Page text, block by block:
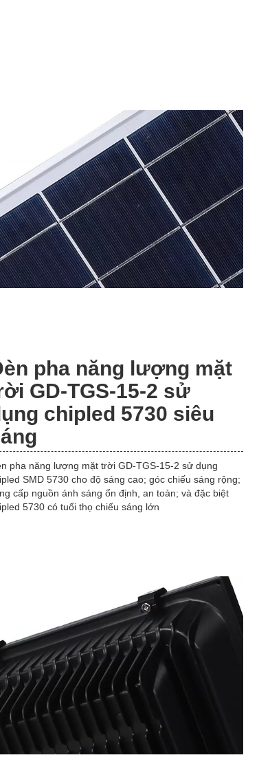
pha năng lượng mặt
GD-TGS-15-2 sử
chipled 5730 siêu
pha năng lượng mặt trời GD-TGS-15-2 sử dụng
SMD 5730 cho độ sáng cao; góc chiếu sáng rộng;
cấp nguồn ánh sáng ổn định, an toàn; và đặc biệt
5730 có tuổi thọ chiếu sáng lớn